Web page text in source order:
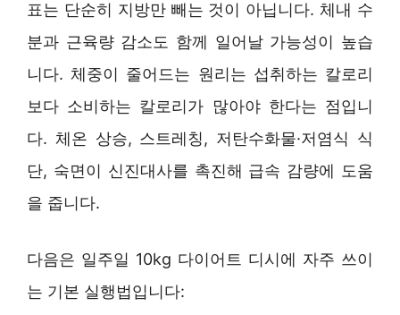
표는 단순히 지방만 빼는 것이 아닙니다. 체내 수
분과 근육량 감소도 함께 일어날 가능성이 높습
니다. 체중이 줄어드는 원리는 섭취하는 칼로리
보다 소비하는 칼로리가 많아야 한다는 점입니
다. 체온 상승, 스트레칭, 저탄수화물·저염식 식
단, 숙면이 신진대사를 촉진해 급속 감량에 도움
을 줍니다.
다음은 일주일 10kg 다이어트 디시에 자주 쓰이
는 기본 실행법입니다: